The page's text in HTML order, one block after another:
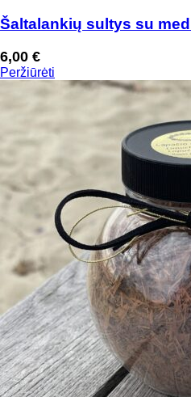
Šaltalankių sultys su
6,00 €
Peržiūrėti